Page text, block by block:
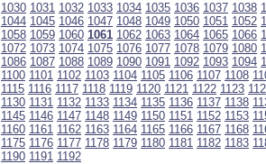
1030 1031 1032 1033 1034 1035 1036 1037 1038
1044 1045 1046 1047 1048 1049 1050 1051 1052
1058 1059 1060 1061 1062 1063 1064 1065 1066
1072 1073 1074 1075 1076 1077 1078 1079 1080
1086 1087 1088 1089 1090 1091 1092 1093 1094
1100 1101 1102 1103 1104 1105 1106 1107 1108
1115 1116 1117 1118 1119 1120 1121 1122 1123
1130 1131 1132 1133 1134 1135 1136 1137 1138
1145 1146 1147 1148 1149 1150 1151 1152 1153
1160 1161 1162 1163 1164 1165 1166 1167 1168
1175 1176 1177 1178 1179 1180 1181 1182 1183
1190 1191 1192